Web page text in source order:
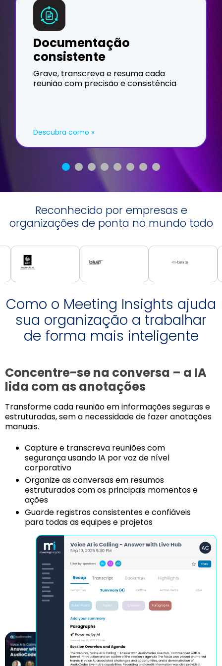
Documentação
consistente
Grave, transcreva e resuma cada
reunião com precisão e consistência
Descubra como »
Reconhecido por empresas e
organizações de ponta no mundo todo
Como o Meeting Insights ajuda
sua organização a trabalhar
de forma mais inteligente
Concentre-se na conversa – a IA
lida com as anotações
Transforme cada reunião em informações seguras e
estruturadas, sem a necessidade de fazer anotações
manuais.
Capture e transcreva reuniões com
segurança usando IA por voz de nível
corporativo
Organize as conversas em resumos
estruturados com os principais momentos e
ações
Guarde registros consistentes e confiáveis
para todas as equipes e projetos